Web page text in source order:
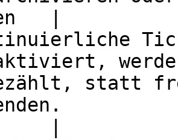
|
aktiviert,
statt frei
|